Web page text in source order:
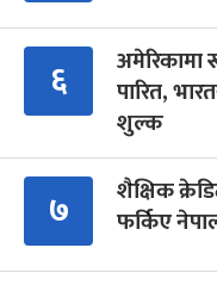
६
अमेरिकामा
पारित,
शुल्क
७
शैक्षिक
फर्किए